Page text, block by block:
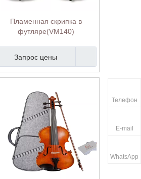
Пламенная скрипка в
футляре(VM140)
Запрос цены
Телефон
E-mail
WhatsApp